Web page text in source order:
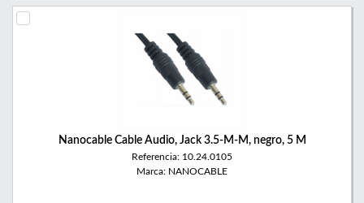
Nanocable Cable Audio, Jack 3.5-M-M, negro, 5 M
Referencia: 10.24.0105
Marca: NANOCABLE